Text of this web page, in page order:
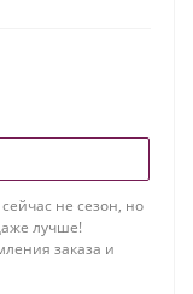
не сезон, но
лучше!
заказа и